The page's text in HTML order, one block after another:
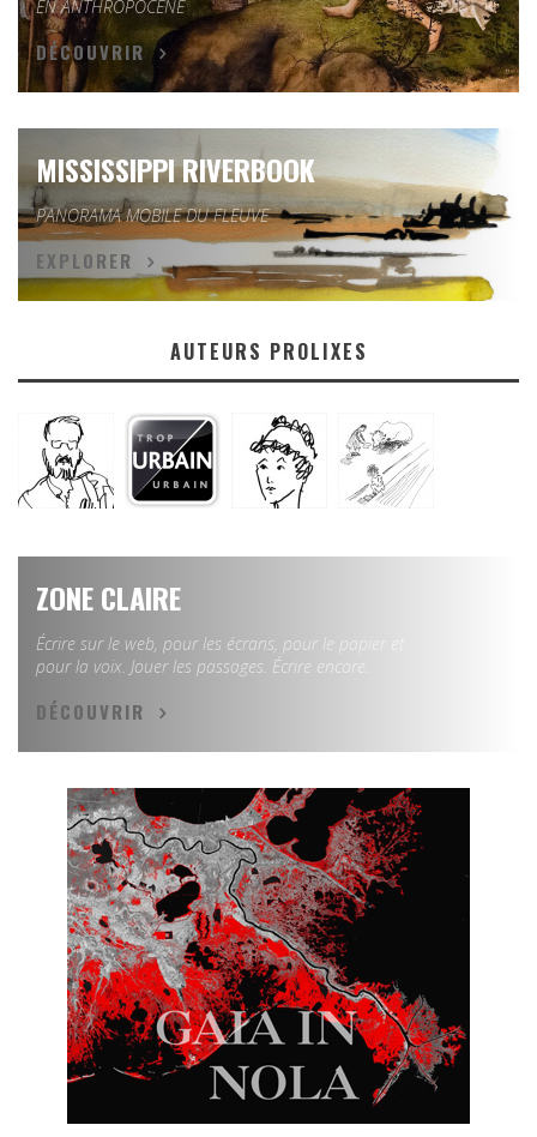
EN ANTHROPOCÈNE
DÉCOUVRIR
MISSISSIPPI RIVERBOOK
PANORAMA MOBILE DU FLEUVE
EXPLORER
AUTEURS PROLIXES
ZONE CLAIRE
Écrire sur le web, pour les écrans, pour le papier et
pour la voix. Jouer les passages. Écrire encore.
DÉCOUVRIR